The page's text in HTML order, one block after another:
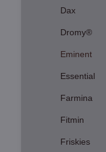
Dax
Dromy®
Eminent
Essential
Farmina
Fitmin
Friskies